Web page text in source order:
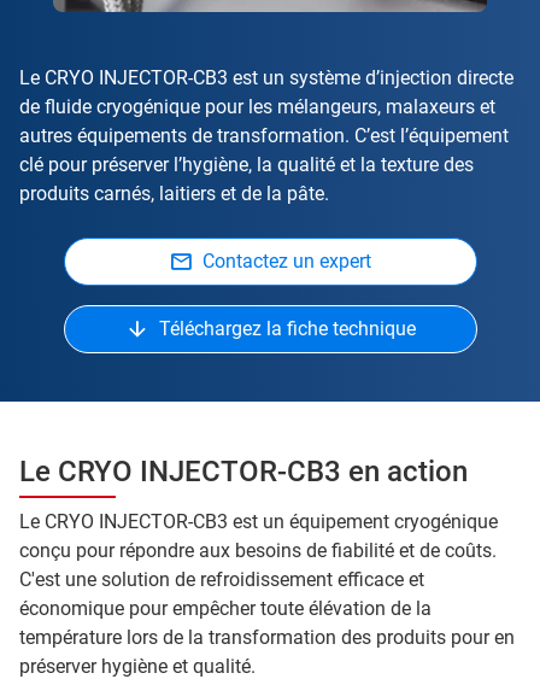
Le CRYO INJECTOR-CB3 est un système d’injection directe
de fluide cryogénique pour les mélangeurs, malaxeurs et
autres équipements de transformation. C’est l’équipement
clé pour préserver l’hygiène, la qualité et la texture des
produits carnés, laitiers et de la pâte.
Contactez un expert
Téléchargez la fiche technique
Le CRYO INJECTOR-CB3 en action
Le CRYO INJECTOR-CB3 est un équipement cryogénique
conçu pour répondre aux besoins de fiabilité et de coûts.
C'est une solution de refroidissement efficace et
économique pour empêcher toute élévation de la
température lors de la transformation des produits pour en
préserver hygiène et qualité.